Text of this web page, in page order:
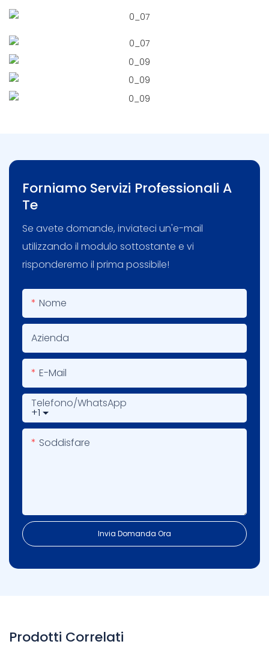
Forniamo Servizi Professionali A
Te
Se avete domande, inviateci un'e-mail
utilizzando il modulo sottostante e vi
risponderemo il prima possibile!
Nome
Azienda
E-Mail
+1
Telefono/WhatsApp
Soddisfare
Invia Domanda Ora
Prodotti Correlati